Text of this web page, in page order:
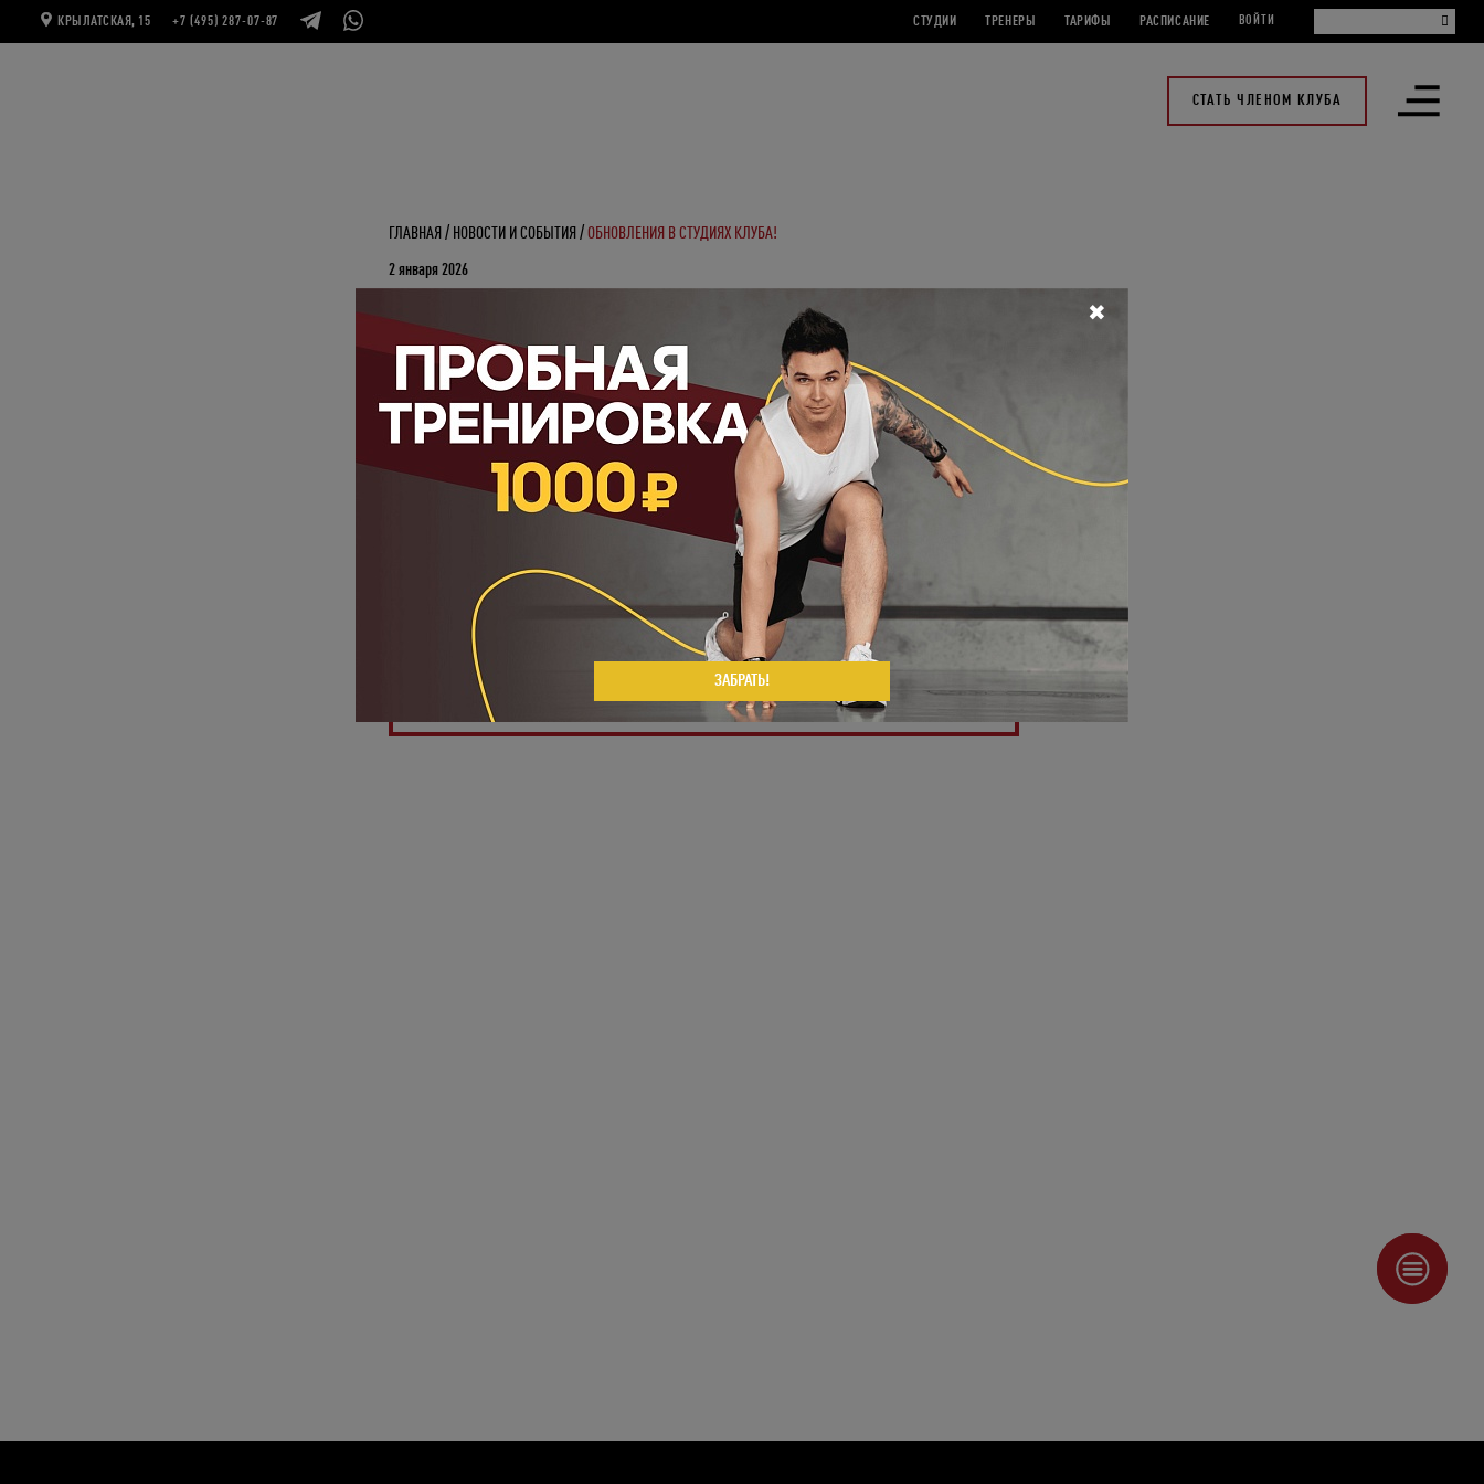
КРЫЛАТСКАЯ, 15 +7 (495) 287-07-87 СТУДИИ ТРЕНЕРЫ ТАРИФЫ РАСПИСАНИЕ ВОЙТИ
СТАТЬ ЧЛЕНОМ КЛУБА
Открыть
меню
Укажите ваш возраст
Год
ГЛАВНАЯ НОВОСТИ И СОБЫТИЯ ОБНОВЛЕНИЯ В СТУДИЯХ КЛУБА!
2 января 2026
Обновления в студиях клуба!
С 12 января начинаем тренировки в Cycleпо-новому!
Упражнения и связки, музыкальный плейлист и опыт. Ещё динамичнее, ещё интереснее,
ещё лучше.
Мы настроены дарить тебе больше драйва и помогать достигать результатов с
Приходи на классы уже 12 января
и оцени нововведения первым. Расписание
ПОДЕЛИТЬСЯ
✖
ЗАБРАТЬ!